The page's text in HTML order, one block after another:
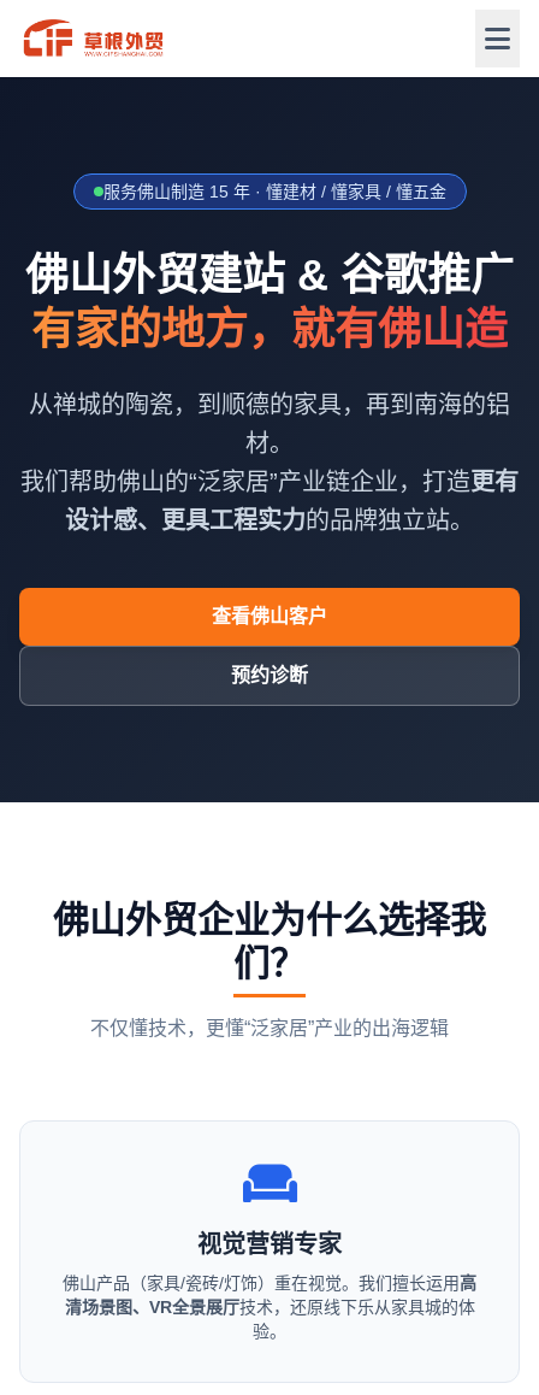
服务佛山制造 15 年 · 懂建材 / 懂家具 / 懂五金
佛山外贸建站 & 谷歌推广
有家的地方，就有佛山造
从禅城的陶瓷，到顺德的家具，再到南海的铝
材。
我们帮助佛山的“泛家居”产业链企业，打造更有
设计感、更具工程实力的品牌独立站。
查看佛山客户
预约诊断
佛山外贸企业为什么选择我
们？
不仅懂技术，更懂“泛家居”产业的出海逻辑
视觉营销专家
佛山产品（家具/瓷砖/灯饰）重在视觉。我们擅长运用高
清场景图、VR全景展厅技术，还原线下乐从家具城的体
验。